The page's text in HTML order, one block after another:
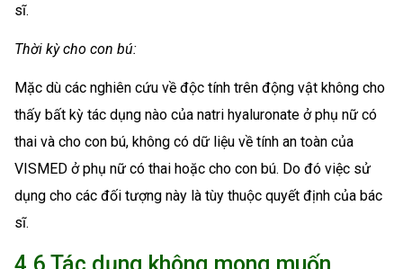
sĩ.
Thời kỳ cho con bú:
Mặc dù các nghiên cứu về độc tính trên động vật không cho
thấy bất kỳ tác dụng nào của natri hyaluronate ở phụ nữ có
thai và cho con bú, không có dữ liệu về tính an toàn của
VISMED ở phụ nữ có thai hoặc cho con bú. Do đó việc sử
dụng cho các đối tượng này là tùy thuộc quyết định của bác
sĩ.